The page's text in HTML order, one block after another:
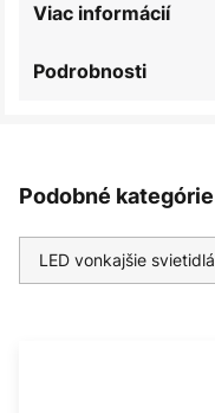
Podrobnosti
Viac informácií
Podobné kategórie
LED vonkajšie svietidlá